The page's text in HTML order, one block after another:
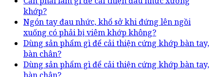
khớp?
Ngón tay đau nhức, khổ sở khi đứng lên ngồi
xuống có phải bị viêm khớp không?
Dùng sản phẩm gì để cải thiện cứng khớp bàn tay,
bàn chân?
Dùng sản phẩm gì để cải thiện cứng khớp bàn tay,